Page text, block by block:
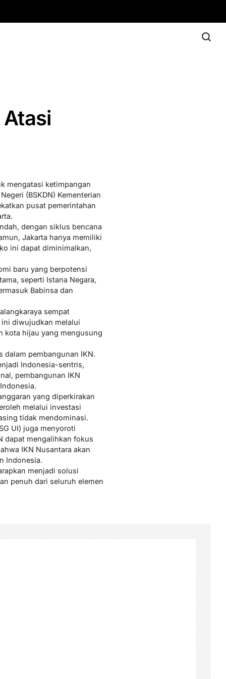
mengatasi ketimpangan
(BSKDN) Kementerian
pusat pemerintahan
dengan siklus bencana
Jakarta hanya memiliki
ini dapat diminimalkan,
baru yang berpotensi
seperti Istana Negara,
Babinsa dan
sempat
ini diwujudkan melalui
kota hijau yang mengusung
dalam pembangunan IKN.
Indonesia-sentris,
pembangunan IKN
yang diperkirakan
melalui investasi
tidak mendominasi.
UI) juga menyoroti
dapat mengalihkan fokus
IKN Nusantara akan
Indonesia.
menjadi solusi
penuh dari seluruh elemen